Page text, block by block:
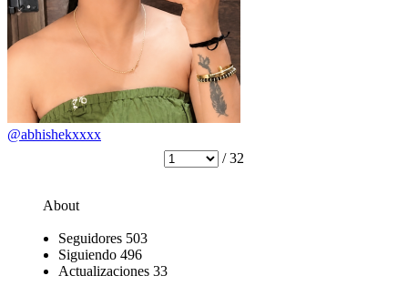
@abhishekxxxx
/ 32
About
Seguidores 503
Siguiendo 496
Actualizaciones 33